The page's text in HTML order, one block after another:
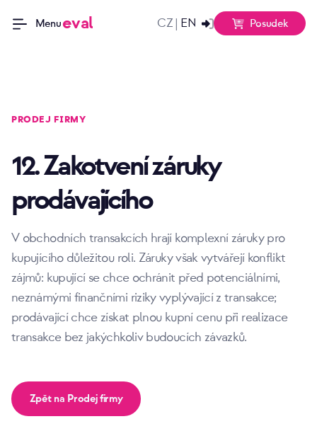
Menueval CZ| EN Posudek
PRODEJ FIRMY
12. Zakotvení záruky
prodávajícího
V obchodních transakcích hrají komplexní záruky pro
kupujícího důležitou roli. Záruky však vytvářejí konflikt
zájmů: kupující se chce ochránit před potenciálními,
neznámými finančními riziky vyplývající z transakce;
prodávající chce získat plnou kupní cenu při realizace
transakce bez jakýchkoliv budoucích závazků.
Zpět na Prodej firmy